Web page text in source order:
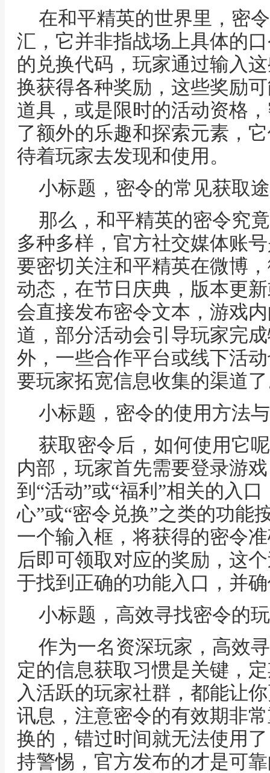
在和平精英的世界里，密
汇，它并非指战场上具体的
的兑换代码，玩家通过输入
换获得各种奖励，这些奖励
道具，或是限时的活动资格
了额外的乐趣和探索元素，
待着玩家去发现和使用。
小标题，密令的常见获取
那么，和平精英的密令究
多种多样，官方社交媒体账
要密切关注和平精英在微博
动态，在节日庆典，版本更
会直接发布密令文本，游戏
道，部分活动会引导玩家完
外，一些合作平台或线下活
要玩家拓宽信息收集的渠道
小标题，密令的使用方法
获取密令后，如何使用它
内部，玩家首先需要登录游
到“活动”或“福利”相关的入
心”或“密令兑换”之类的功能
一个输入框，将获得的密令
后即可领取对应的奖励，这
于找到正确的功能入口，并
小标题，高效寻找密令的
作为一名资深玩家，高效
定的信息获取习惯是关键，
入活跃的玩家社群，都能让
讯息，注意密令的有效期非
换的，错过时间就无法使用
持警惕，官方发布的才是可